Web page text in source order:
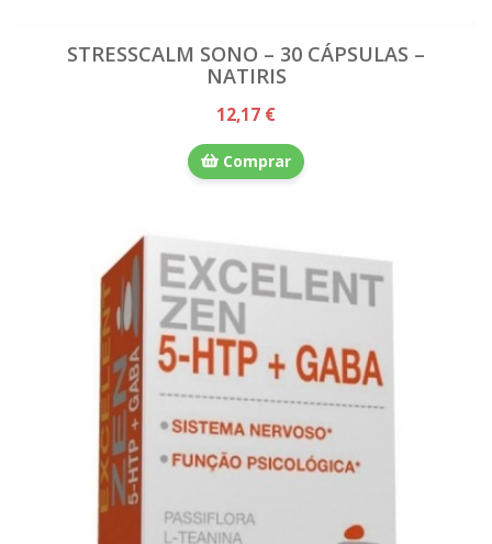
STRESSCALM SONO – 30 CÁPSULAS –
NATIRIS
12,17 €
Comprar